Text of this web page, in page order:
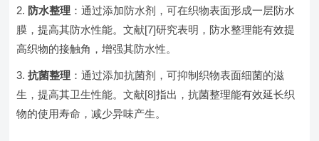
防水整理 ：通过添加防水剂，可在织物表面形成一层防水
膜，提高其防水性能。文献[7]研究表明，防水整理能有效提
高织物的接触角，增强其防水性。
抗菌整理 ：通过添加抗菌剂，可抑制织物表面细菌的滋
生，提高其卫生性能。文献[8]指出，抗菌整理能有效延长织
物的使用寿命，减少异味产生。